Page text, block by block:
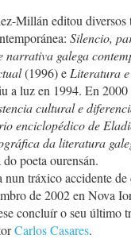
Millán editou diversos
Silencio,
narrativa galega
(1996) e Literatura
a luz en 1994. En
cultural e
enciclopédico de
da literatura
poeta ourensán.
nun tráxico accidente
de 2002 en Nova
concluír o seu último
Carlos Casares.